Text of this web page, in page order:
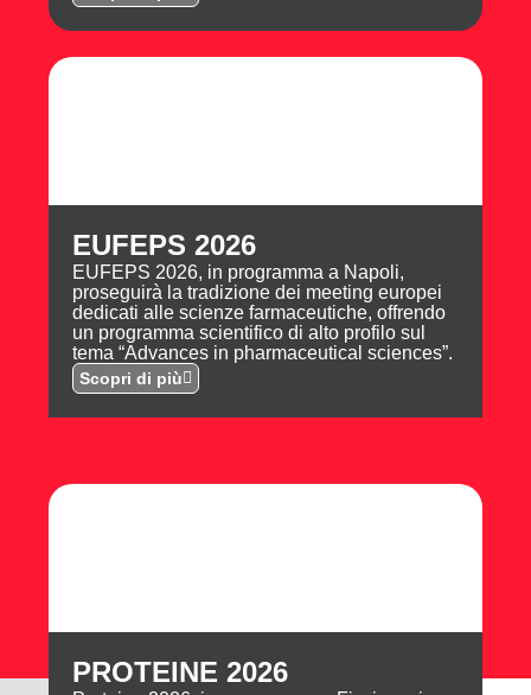
EUFEPS 2026
EUFEPS 2026, in programma a Napoli,
proseguirà la tradizione dei meeting europei
dedicati alle scienze farmaceutiche, offrendo
un programma scientifico di alto profilo sul
tema “Advances in pharmaceutical sciences”.
Scopri di più
PROTEINE 2026